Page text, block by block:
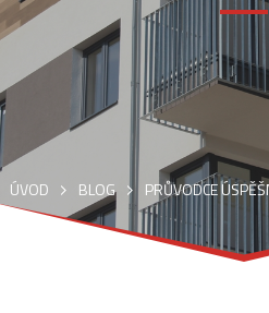
ÚVOD BLOG PRŮVODCE